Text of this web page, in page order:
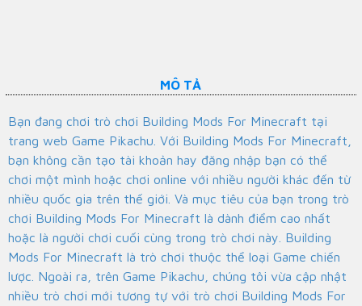
MÔ TẢ
Bạn đang chơi trò chơi Building Mods For Minecraft tại
trang web Game Pikachu. Với Building Mods For Minecraft,
bạn không cần tạo tài khoản hay đăng nhập bạn có thể
chơi một mình hoặc chơi online với nhiều người khác đến từ
nhiều quốc gia trên thế giới. Và mục tiêu của bạn trong trò
chơi Building Mods For Minecraft là dành điểm cao nhất
hoặc là người chơi cuối cùng trong trò chơi này. Building
Mods For Minecraft là trò chơi thuộc thể loại Game chiến
lược. Ngoài ra, trên Game Pikachu, chúng tôi vừa cập nhật
nhiều trò chơi mới tương tự với trò chơi Building Mods For